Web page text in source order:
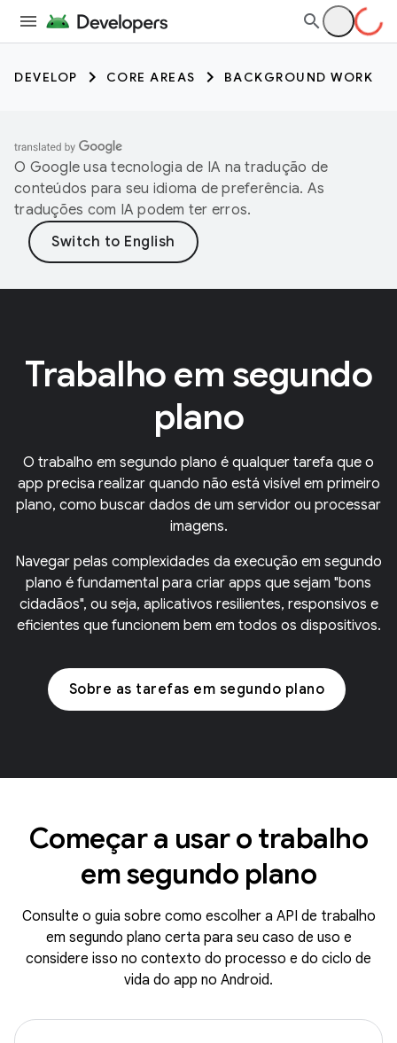
DEVELOP CORE AREAS BACKGROUND WORK
O Google usa tecnologia de IA na tradução de
conteúdos para seu idioma de preferência. As
traduções com IA podem ter erros.
Trabalho em segundo
plano
O trabalho em segundo plano é qualquer tarefa que o
app precisa realizar quando não está visível em primeiro
plano, como buscar dados de um servidor ou processar
imagens.
Navegar pelas complexidades da execução em segundo
plano é fundamental para criar apps que sejam "bons
cidadãos", ou seja, aplicativos resilientes, responsivos e
eficientes que funcionem bem em todos os dispositivos.
Sobre as tarefas em segundo plano
Começar a usar o trabalho
em segundo plano
Consulte o guia sobre como escolher a API de trabalho
em segundo plano certa para seu caso de uso e
considere isso no contexto do processo e do ciclo de
vida do app no Android.